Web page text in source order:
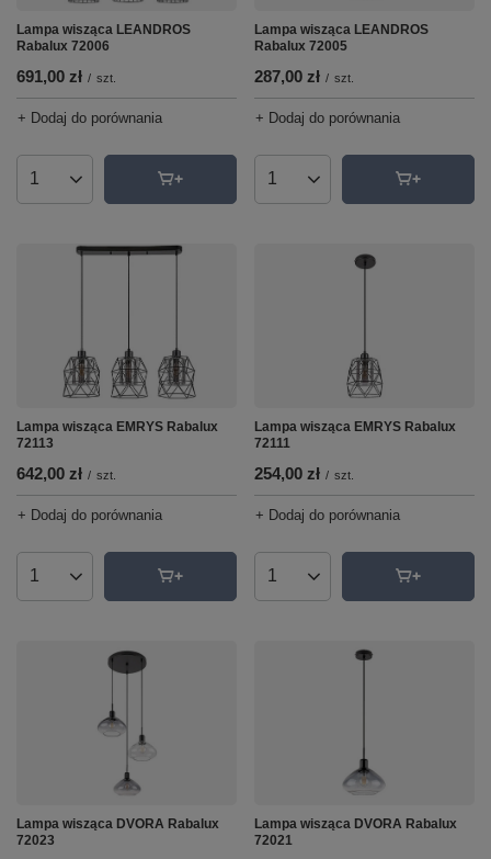
Lampa wisząca LEANDROS
Rabalux 72006
691,00 zł / szt.
+ Dodaj do porównania
Ilość produktów
Lampa wisząca LEANDROS
Rabalux 72005
287,00 zł / szt.
+ Dodaj do porównania
Ilość produktów
Lampa wisząca EMRYS Rabalux
72113
642,00 zł / szt.
+ Dodaj do porównania
Ilość produktów
Lampa wisząca EMRYS Rabalux
72111
254,00 zł / szt.
+ Dodaj do porównania
Ilość produktów
Lampa wisząca DVORA Rabalux
72023
Lampa wisząca DVORA Rabalux
72021